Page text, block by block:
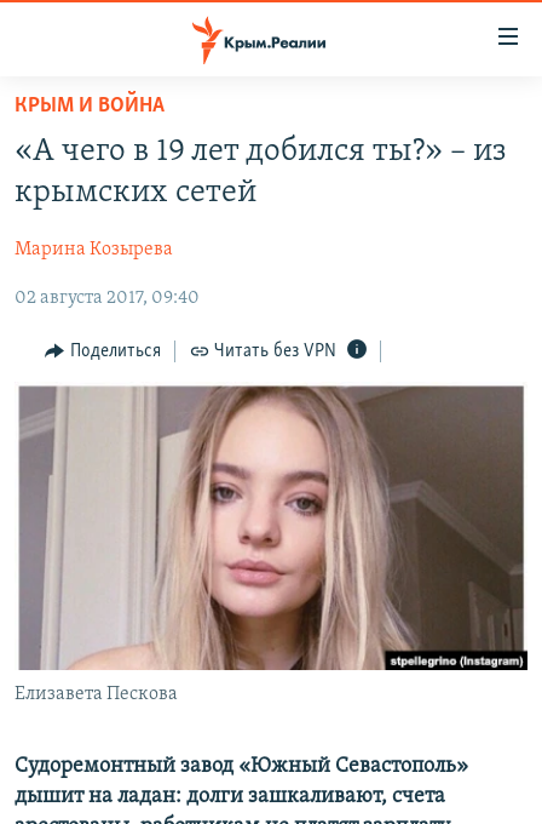
Вернуться
основному
содержанию
Вернутся
навигации
Вернутся
поиску
КАРТА ВОЕННЫХ ОБЪЕКТОВ КРЫМА
11 ЛЕТ ОККУПАЦИИ КРЫМА. 11 ИСТОРИЙ СОПРОТИВЛЕНИЯ
ВОДА
ИСТОРИЯ
ЕЩЕ
ИНТЕРАКТИВ
ИНФОГРАФИКА
ТЕЛЕПРОЕКТ КРЫМ.РЕАЛИИ
СОВЕТЫ ПРАВОЗАЩИТНИКОВ
ПРОПАВШИЕ БЕЗ ВЕСТИ
ПОБЕДИТЕЛЕЙ НЕ СУДЯТ?
КРЫМ.НЕПОКОРЕННЫЙ
ELIFBE
УКРАИНСКАЯ ПРОБЛЕМА КРЫМА
РАДІО СВОБОДА
КАК ОБОЙТИ БЛОКИРОВКУ
Українською
Qırımtatar
ПРИСОЕДИНЯЙТЕСЬ!
КРЫМ И ВОЙНА
«А чего в 19 лет добился ты?» – из
крымских сетей
Марина Козырева
02 августа 2017, 09:40
Поделиться Читать без VPN
Елизавета Пескова
Судоремонтный завод «Южный Севастополь»
дышит на ладан: долги зашкаливают, счета